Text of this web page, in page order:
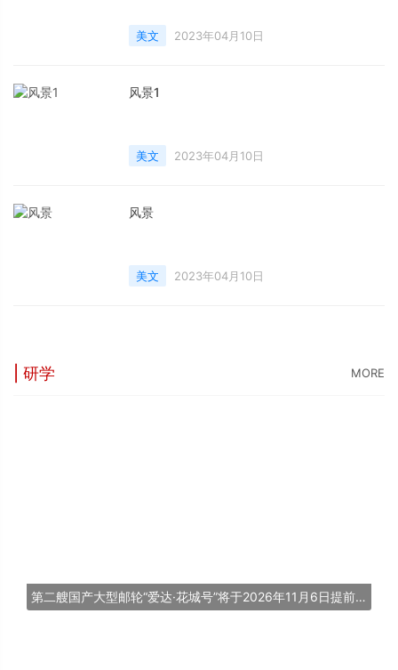
全天下皆如是。罗刹国虽然荒诞，但谁又不是
生活在这般荒诞的现实中呢？1清康熙四十九年
美文 2023年04月10日
风景1
美文 2023年04月10日
风景
美文 2023年04月10日
| 研学 MORE
第二艘国产大型邮轮“爱达·花城号”将于2026年11月6日提前交付